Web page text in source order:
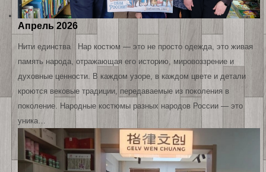
Апрель 2026
Нити единства Нар костюм — это не просто одежда, это живая
память народа, отражающая его историю, мировоззрение и
духовные ценности. В каждом узоре, в каждом цвете и детали
кроются вековые традиции, передаваемые из поколения в
поколение. Народные костюмы разных народов России — это
уника…